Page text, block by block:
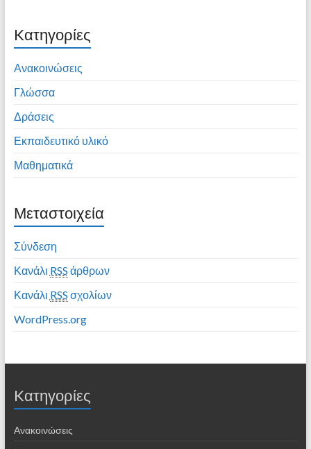
Kατηγορίες
Ανακοινώσεις
Γλώσσα
Δράσεις
Εκπαιδευτικό υλικό
Μαθηματικά
Μεταστοιχεία
Σύνδεση
Κανάλι RSS άρθρων
Κανάλι RSS σχολίων
WordPress.org
Kατηγορίες
Ανακοινώσεις